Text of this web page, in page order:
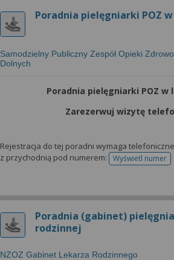
Poradnia pielęgniarki POZ
Samodzielny Publiczny Zespół Opieki
Dolnych
Poradnia pielęgniarki POZ w
Zarezerwuj wizytę
Rejestracja do tej poradni wymaga
z przychodnią pod numerem:
Wyświetl numer
telefonu
Poradnia (gabinet)
rodzinnej
NZOZ Gabinet Lekarza Rodzinnego